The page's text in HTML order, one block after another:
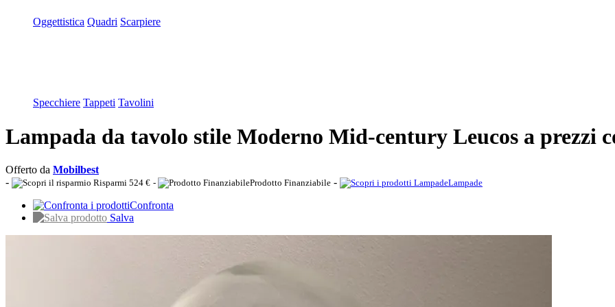
Oggettistica Quadri Scarpiere
Specchiere Tappeti Tavolini
Lampada da tavolo stile Moderno Mid-century Leucos a prezzi
Offerto da Mobilbest
-
Risparmi 524 € - Prodotto Finanziabile - Lampade
Confronta
Salva